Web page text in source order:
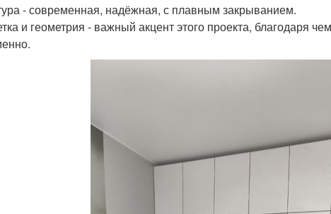
- современная, надёжная, с плавным закрыванием.
и геометрия - важный акцент этого проекта, благодаря